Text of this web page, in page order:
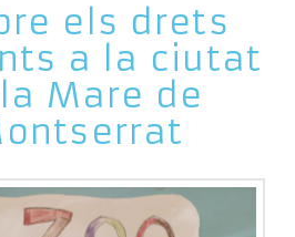
els drets
a la ciutat
Mare de